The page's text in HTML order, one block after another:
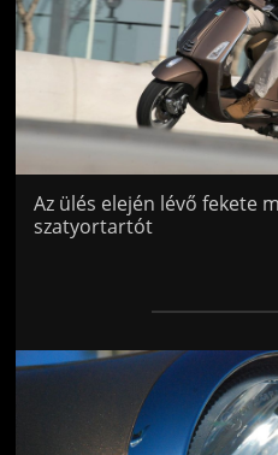
Az ülés elején lévő fekete
szatyortartót
Jön